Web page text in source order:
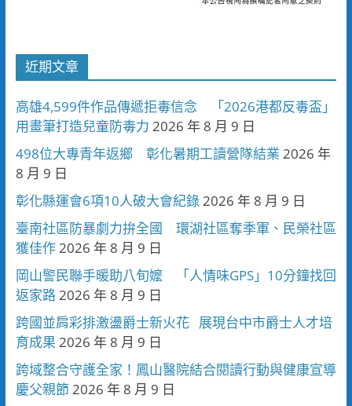
近期文章
高雄4,599件作品傳遞拒毒信念 「2026港都反毒盃」
用畫筆打造兒童防毒力 2026 年 8 月 9 日
498位大專青年返鄉 彰化暑期工讀營隊結業 2026 年
8 月 9 日
彰化縣運會6項10人破大會紀錄 2026 年 8 月 9 日
臺南社區防暴劇力拚全國 環湖社區奪季軍、民榮社區
獲佳作 2026 年 8 月 9 日
岡山警民聯手暖助八旬嬤 「人情味GPS」10分鐘找回
返家路 2026 年 8 月 9 日
跨國並肩彩排激盪爵士新火花 展現台中市爵士人才培
育成果 2026 年 8 月 9 日
跨域整合守護全家！鳳山醫院結合閱讀行動與健康宣導
慶父親節 2026 年 8 月 9 日